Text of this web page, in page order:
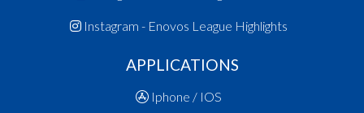
Instagram - Enovos League Highlights
APPLICATIONS
Iphone / IOS